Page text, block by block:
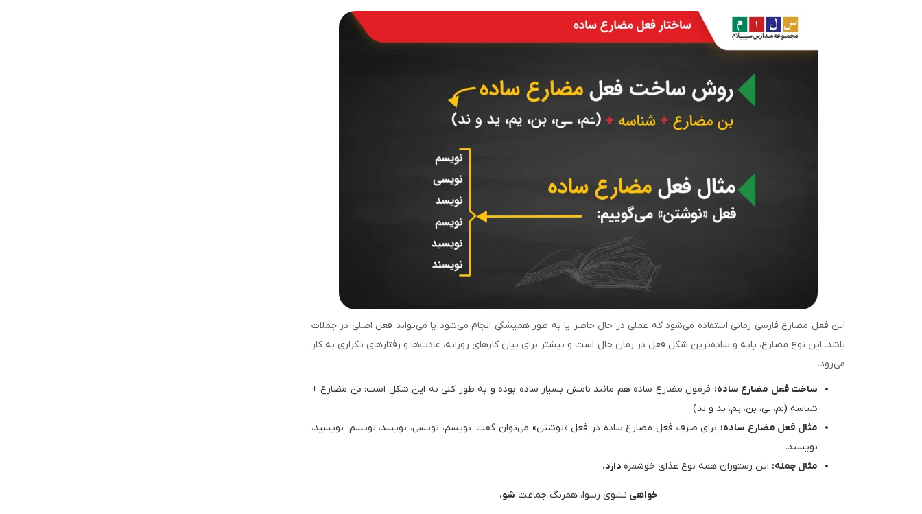
این فعل مضارع فارسی زمانی استفاده می‌شود که عملی در حال حاضر یا به طور همیشگی انجام می‌شود یا می‌تواند فعل اصلی در جملات
باشد. این نوع مضارع، پایه و ساده‌ترین شکل فعل در زمان حال است و بیشتر برای بیان کارهای روزانه، عادت‌ها و رفتارهای تکراری به کار
می‌رود.
ساخت فعل مضارع ساده: فرمول مضارع ساده هم مانند نامش بسیار ساده بوده و به طور کلی به این شکل است: بن مضارع +
شناسه (ـَم، ـی، بن، یم، ید و ند)
مثال فعل مضارع ساده: برای صرف فعل مضارع ساده در فعل «نوشتن» می‌توان گفت: نویسم، نویسی، نویسد، نویسم، نویسید،
نویسند.
مثال جمله: این رستوران همه نوع غذای خوشمزه دارد.
خواهی نشوی رسوا، همرنگ جماعت شو.